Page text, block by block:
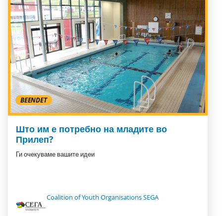
BEENDET
Што им е потребно на младите во
Прилеп?
Ги очекуваме вашите идеи
Coalition of Youth Organisations SEGA